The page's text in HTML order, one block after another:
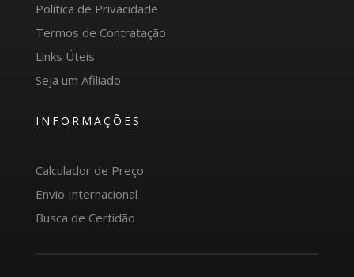
Política de Privacidade
Termos de Contratação
Links Úteis
Seja um Afiliado
INFORMAÇÕES
Calculador de Preço
Envio Internacional
Busca de Certidão